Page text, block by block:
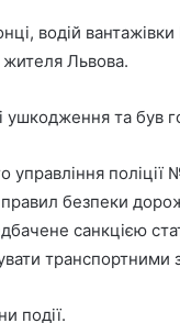
водій
жителя Львова.
та був
управління
безпеки
санкцією
транспортними
події.